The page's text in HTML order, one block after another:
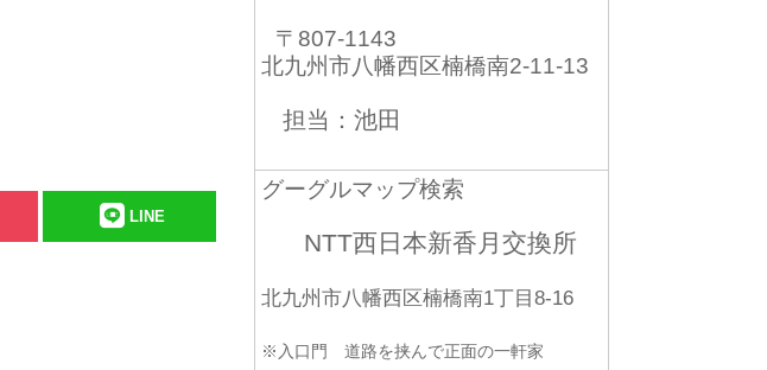
LINE
〒807-1143
北九州市八幡西区楠橋南2-11-13
担当：池田
グーグルマップ検索
NTT西日本新香月交換所
北九州市八幡西区楠橋南1丁目8-16
※入口門 道路を挟んで正面の一軒家